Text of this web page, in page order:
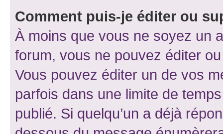
Comment puis-je éditer ou
À moins que vous ne soyez un
forum, vous ne pouvez éditer
Vous pouvez éditer un de vos
parfois dans une limite de
publié. Si quelqu’un a déjà